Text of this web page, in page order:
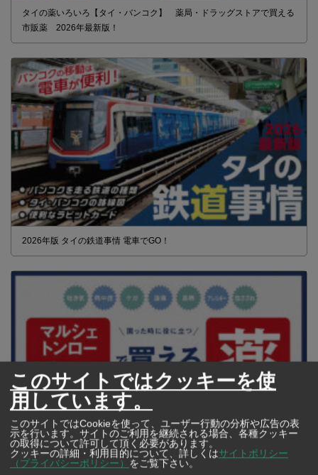
タイの薬いろいろ【タイ・バンコク】 薬局・ドラッグストアで買える
市販薬 2026年最新版！
2026年版 タイの鉄道事情 電車でGO！
【タイ・バンコク】 マルシェトンロー内の「TOPS」で買える薬
2026年版
このサイトではクッキーを使
用しています。
このサイトではCookieを使って、ユーザー行動の分析や広告の表
示を行います。サイトのご利用を継続される場合、各種クッキー
の取得について許可して頂く必要があります。
クッキーの詳細・利用目的について、詳しくはサイトポリシー
（プライバシーポリシー）
をご覧下さい。